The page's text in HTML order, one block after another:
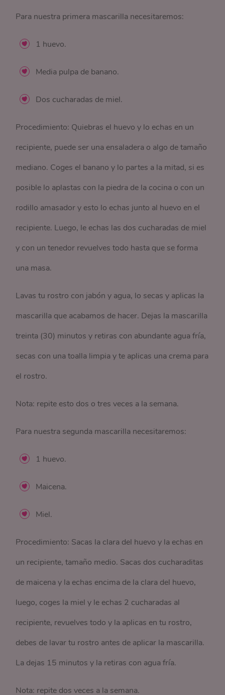
Para nuestra primera mascarilla necesitaremos:
1 huevo.
Media pulpa de banano.
Dos cucharadas de miel.
Procedimiento: Quiebras el huevo y lo echas en un
recipiente, puede ser una ensaladera o algo de tamaño
mediano. Coges el banano y lo partes a la mitad, si es
posible lo aplastas con la piedra de la cocina o con un
rodillo amasador y esto lo echas junto al huevo en el
recipiente. Luego, le echas las dos cucharadas de miel
y con un tenedor revuelves todo hasta que se forma
una masa.
Lavas tu rostro con jabón y agua, lo secas y aplicas la
mascarilla que acabamos de hacer. Dejas la mascarilla
treinta (30) minutos y retiras con abundante agua fría,
secas con una toalla limpia y te aplicas una crema para
el rostro.
Nota: repite esto dos o tres veces a la semana.
Para nuestra segunda mascarilla necesitaremos:
1 huevo.
Maicena.
Miel.
Procedimiento: Sacas la clara del huevo y la echas en
un recipiente, tamaño medio. Sacas dos cucharaditas
de maicena y la echas encima de la clara del huevo,
luego, coges la miel y le echas 2 cucharadas al
recipiente, revuelves todo y la aplicas en tu rostro,
debes de lavar tu rostro antes de aplicar la mascarilla.
La dejas 15 minutos y la retiras con agua fría.
Nota: repite dos veces a la semana.